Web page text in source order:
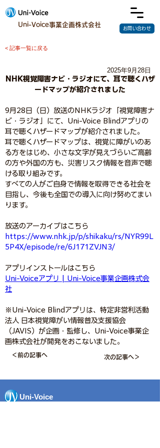
Uni-Voice事業企画株式会社
お問い合わせ
< 記事一覧に戻る
2025年9月28日
NHK視覚障害ナビ・ラジオにて、耳で聴くハザ
ードマップが紹介されました
9月28日（日）放送のNHKラジオ「視覚障害ナ
ビ・ラジオ」にて、Uni-Voice Blindアプリの
耳で聴くハザードマップが紹介されました。
耳で聴くハザードマップは、視覚に障がいのあ
る方をはじめ、小さな文字が見えづらいご高齢
の方や外国の方も、災害リスク情報を音声で聴
ける取り組みです。
すべての人がご自身で情報を取得できる社会を
目指し、今後も全国での導入に向け努めてまい
ります。
放送のアーカイブはこちら
https://www.nhk.jp/p/shikaku/rs/NYR99L
5P4X/episode/re/6J171ZVJN3/
アプリインストールはこちら
Uni-Voiceアプリ | Uni-Voice事業企画株式会
社
※Uni-Voice Blindアプリは、特定非営利活動
法人 日本視覚障がい情報普及支援協会
（JAVIS）が企画・監修し、Uni-Voice事業企
画株式会社が開発をおこないました。
＜前の記事へ 次の記事へ＞
Uni-Voice